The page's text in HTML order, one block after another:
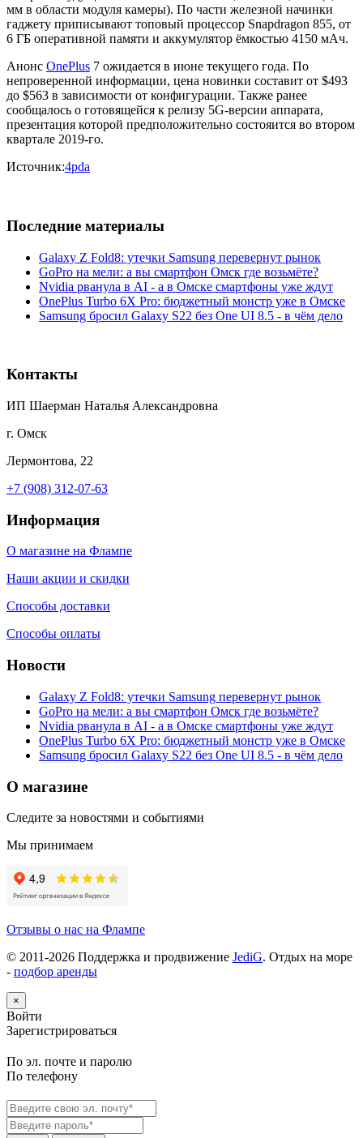
мм в области модуля камеры). По части железной начинки
гаджету приписывают топовый процессор Snapdragon 855, от
6 ГБ оперативной памяти и аккумулятор ёмкостью 4150 мАч.
Анонс OnePlus 7 ожидается в июне текущего года. По
непроверенной информации, цена новинки составит от $493
до $563 в зависимости от конфигурации. Также ранее
сообщалось о готовящейся к релизу 5G-версии аппарата,
презентация которой предположительно состояится во втором
квартале 2019-го.
Источник:4pda
Последние материалы
Galaxy Z Fold8: утечки Samsung перевернут рынок
GoPro на мели: а вы смартфон Омск где возьмёте?
Nvidia рванула в AI - а в Омске смартфоны уже ждут
OnePlus Turbo 6X Pro: бюджетный монстр уже в Омске
Samsung бросил Galaxy S22 без One UI 8.5 - в чём дело
Контакты
ИП Шаерман Наталья Александровна
г. Омск
Лермонтова, 22
+7 (908) 312-07-63
Информация
О магазине на Флампе
Наши акции и скидки
Способы доставки
Способы оплаты
Новости
Galaxy Z Fold8: утечки Samsung перевернут рынок
GoPro на мели: а вы смартфон Омск где возьмёте?
Nvidia рванула в AI - а в Омске смартфоны уже ждут
OnePlus Turbo 6X Pro: бюджетный монстр уже в Омске
Samsung бросил Galaxy S22 без One UI 8.5 - в чём дело
О магазине
Следите за новостями и событиями
Мы принимаем
Отзывы о нас на Флампе
© 2011-2026 Поддержка и продвижение JediG. Отдых на море
- подбор аренды
×
Войти
Зарегистрироваться
По эл. почте и паролю
По телефону